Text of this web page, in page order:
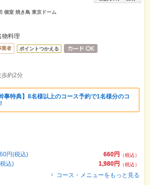
個室 焼き鳥 東京ドーム
物料理
業者 ポイントつかえる
歩約2分
事特典】8名様以上のコース予約で1名様分のコ
660円
（税込）
円(税込)
1,980円
（税込）
込)
コース・メニューをもっと見る